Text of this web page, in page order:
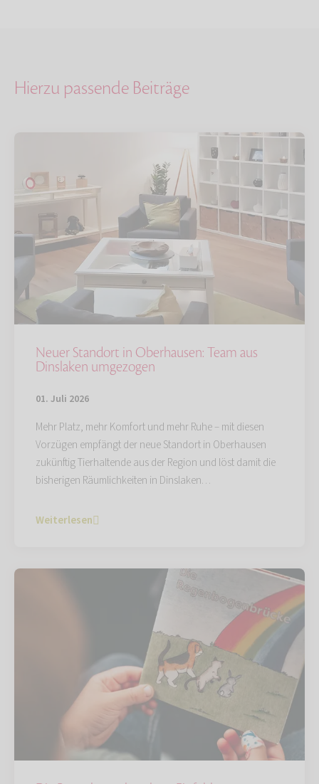
Hierzu passende Beiträge
Neuer Standort in Oberhausen: Team aus
Dinslaken umgezogen
01. Juli 2026
Mehr Platz, mehr Komfort und mehr Ruhe – mit diesen
Vorzügen empfängt der neue Standort in Oberhausen
zukünftig Tierhaltende aus der Region und löst damit die
bisherigen Räumlichkeiten in Dinslaken…
Weiterlesen